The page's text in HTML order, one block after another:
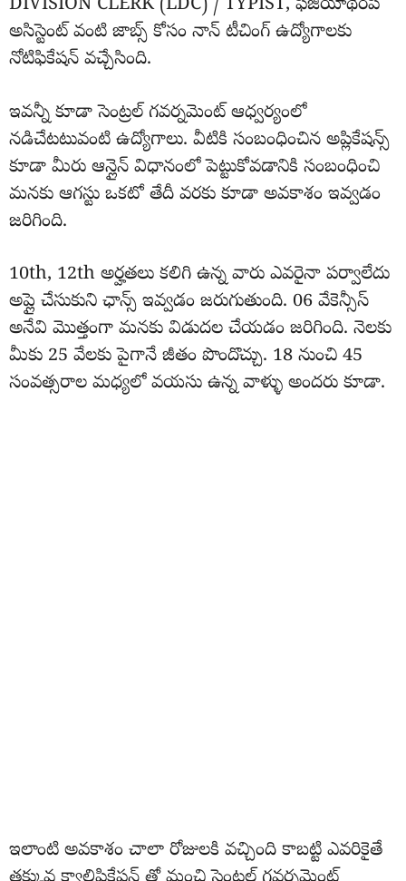
DIVISION CLERK (LDC) / TYPIST, ఫిజియోథెరపీ
అసిస్టెంట్ వంటి జాబ్స్ కోసం నాన్ టీచింగ్ ఉద్యోగాలకు
నోటిఫికేషన్ వచ్చేసింది.
ఇవన్నీ కూడా సెంట్రల్ గవర్నమెంట్ ఆధ్వర్యంలో
నడిచేటటువంటి ఉద్యోగాలు. వీటికి సంబంధించిన అప్లికేషన్స్
కూడా మీరు ఆన్లైన్ విధానంలో పెట్టుకోవడానికి సంబంధించి
మనకు ఆగస్టు ఒకటో తేదీ వరకు కూడా అవకాశం ఇవ్వడం
జరిగింది.
10th, 12th అర్హతలు కలిగి ఉన్న వారు ఎవరైనా పర్వాలేదు
అప్లై చేసుకుని ఛాన్స్ ఇవ్వడం జరుగుతుంది. 06 వేకెన్సీస్
అనేవి మొత్తంగా మనకు విడుదల చేయడం జరిగింది. నెలకు
మీకు 25 వేలకు పైగానే జీతం పొందొచ్చు. 18 నుంచి 45
సంవత్సరాల మధ్యలో వయసు ఉన్న వాళ్ళు అందరు కూడా.
ఇలాంటి అవకాశం చాలా రోజులకి వచ్చింది కాబట్టి ఎవరికైతే